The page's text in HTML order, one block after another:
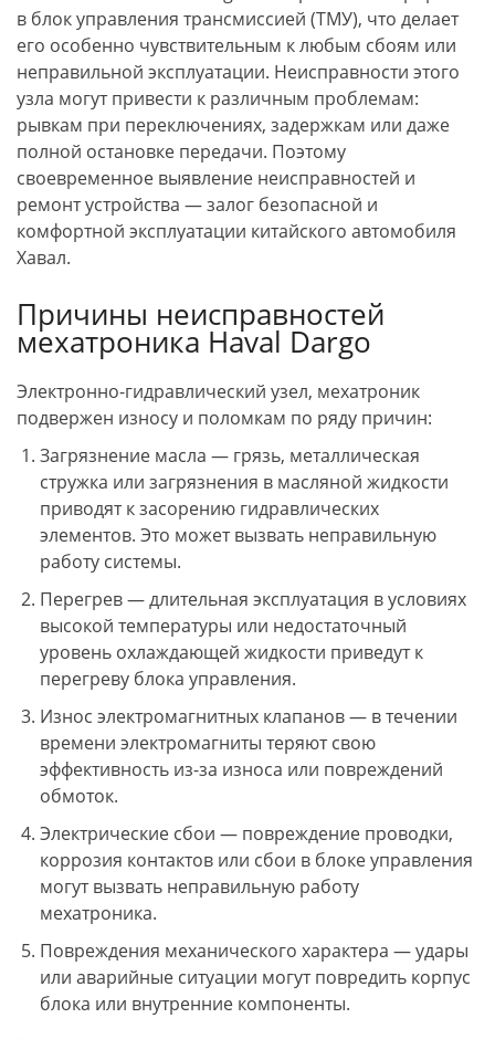
в блок управления трансмиссией (ТМУ), что делает
его особенно чувствительным к любым сбоям или
неправильной эксплуатации. Неисправности этого
узла могут привести к различным проблемам:
рывкам при переключениях, задержкам или даже
полной остановке передачи. Поэтому
своевременное выявление неисправностей и
ремонт устройства — залог безопасной и
комфортной эксплуатации китайского автомобиля
Хавал.
Причины неисправностей
мехатроника Haval Dargo
Электронно-гидравлический узел, мехатроник
подвержен износу и поломкам по ряду причин:
Загрязнение масла — грязь, металлическая
стружка или загрязнения в масляной жидкости
приводят к засорению гидравлических
элементов. Это может вызвать неправильную
работу системы.
Перегрев — длительная эксплуатация в условиях
высокой температуры или недостаточный
уровень охлаждающей жидкости приведут к
перегреву блока управления.
Износ электромагнитных клапанов — в течении
времени электромагниты теряют свою
эффективность из-за износа или повреждений
обмоток.
Электрические сбои — повреждение проводки,
коррозия контактов или сбои в блоке управления
могут вызвать неправильную работу
мехатроника.
Повреждения механического характера — удары
или аварийные ситуации могут повредить корпус
блока или внутренние компоненты.